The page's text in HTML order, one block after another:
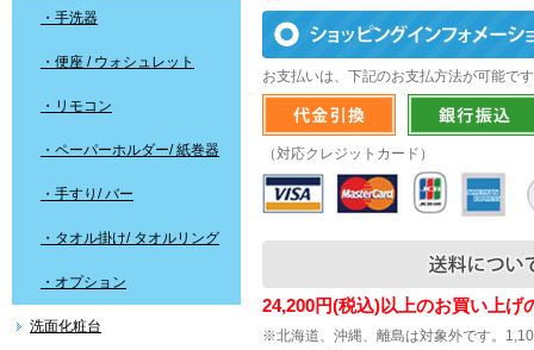
・手洗器
・便座 / ウォシュレット
・リモコン
・ペーパーホルダー/ 紙巻器
・手すり/ バー
・タオル掛け/ タオルリング
・オプション
洗面化粧台
お支払いは、下記のお支払方法が可能で
（対応クレジットカード）
24,200円(税込)以上のお買い上げ
※北海道、沖縄、離島は対象外です。